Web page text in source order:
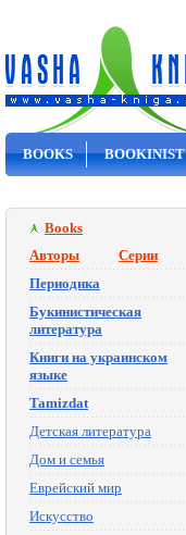
BOOKS BOOKINIST
Books
Авторы
Серии
Периодика
Букинистическая
литература
Книги на украинском
языке
Tamizdat
Детская литература
Дом и семья
Еврейский мир
Искусство